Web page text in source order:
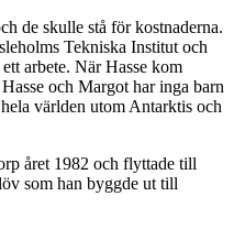
de skulle stå för kostnaderna.
Tekniska Institut och
arbete. När Hasse kom
och Margot har inga barn
världen utom Antarktis och
året 1982 och flyttade till
som han byggde ut till